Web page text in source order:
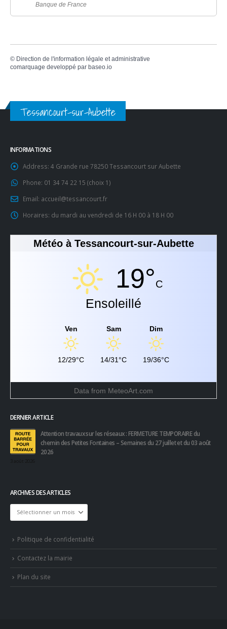
Banque de France
© Direction de l'information légale et administrative
comarquage developpé par baseo.io
Tessancourt-sur-Aubette
INFORMATIONS
Address: 4 Grande rue 78250 Tessancourt sur Aubette
Phone: 01 34 74 22 15 (choix 1)
Email: accueil@tessancourt.fr
Horaires: du mardi au vendredi de 16 H 00 à 18 H 00
Météo à Tessancourt-sur-Aubette
19°C
Ensoleillé
Ven
12/29°C
Sam
14/31°C
Dim
19/36°C
Data from MeteoArt.com
DERNIER ARTICLE
Attention travaux sur les réseaux : FERMETURE TEMPORAIRE du
chemin des Petites Fontaines – Semaines du 27 juillet et du 03 août
2026
ARCHIVES DES ARTICLES
Archives
des
Politique de confidentialité
Contactez la mairie
Plan du site